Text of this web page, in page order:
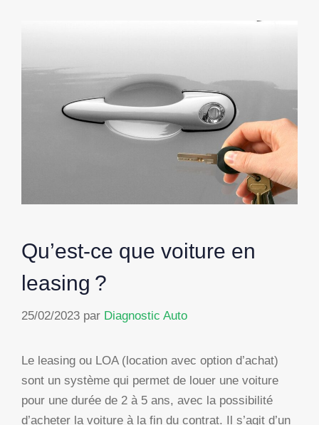
Qu’est-ce que voiture en
leasing ?
25/02/2023 par Diagnostic Auto
Le leasing ou LOA (location avec option d’achat)
sont un système qui permet de louer une voiture
pour une durée de 2 à 5 ans, avec la possibilité
d’acheter la voiture à la fin du contrat. Il s’agit d’un